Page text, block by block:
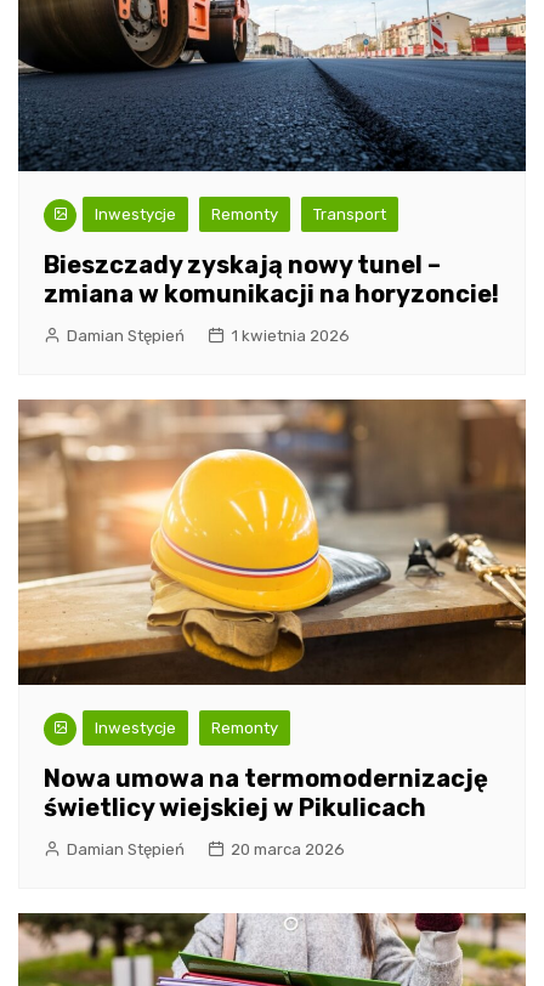
Inwestycje Remonty Transport
Bieszczady zyskają nowy tunel –
zmiana w komunikacji na horyzoncie!
Damian Stępień 1 kwietnia 2026
Inwestycje Remonty
Nowa umowa na termomodernizację
świetlicy wiejskiej w Pikulicach
Damian Stępień 20 marca 2026